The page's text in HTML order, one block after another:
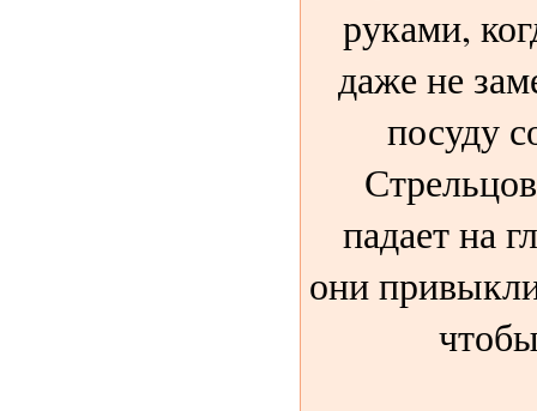
руками,
даже не
посуду
падает на
они